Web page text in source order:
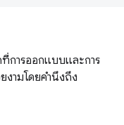
การออกแบบและการ
ามโดยคำนึงถึง